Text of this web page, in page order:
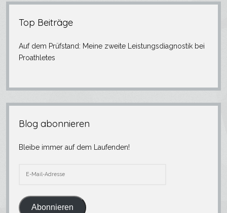
Top Beiträge
Auf dem Prüfstand: Meine zweite Leistungsdiagnostik bei
Proathletes
Blog abonnieren
Bleibe immer auf dem Laufenden!
Abonnieren